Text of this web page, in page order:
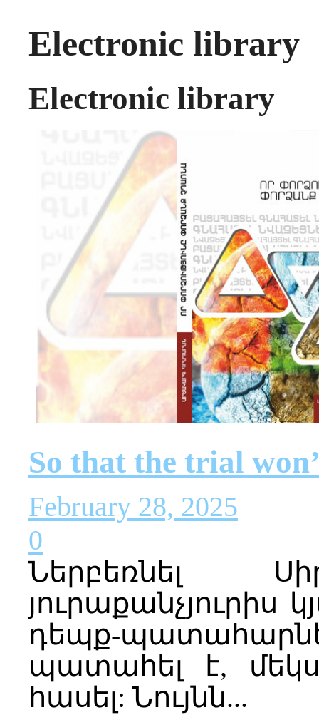
Electronic library
Electronic library
So that the trial
February 28, 2025
0
Ներբեռնել
յուրաքանչյուրիս
պատահել է, մեկս
հասել: Նույնն...